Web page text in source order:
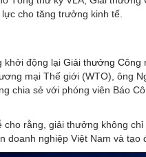
cho tăng trưởng kinh tế.
khởi động lại Giải thưởng Công
mại Thế giới (WTO), ông
chia sẻ với phóng viên Báo
cho rằng, giải thưởng không
doanh nghiệp Việt Nam và tạo